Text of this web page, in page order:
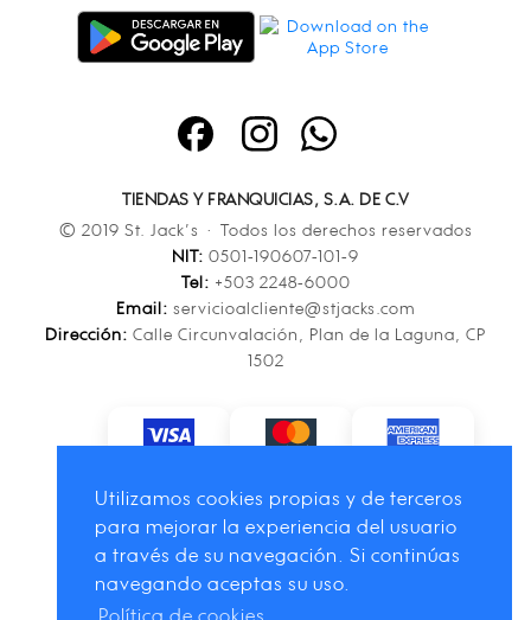
Utilizamos cookies propias y de terceros
para mejorar la experiencia del usuario
a través de su navegación. Si continúas
navegando aceptas su uso.
TIENDAS Y FRANQUICIAS, S.A. DE C.V
© 2019 St. Jack’s · Todos los derechos reservados
NIT: 0501-190607-101-9
Tel: +503 2248-6000
Email: servicioalcliente@stjacks.com
Dirección: Calle Circunvalación, Plan de la Laguna, CP
1502